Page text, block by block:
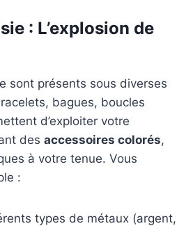
: L’explosion de
sont présents sous diverses
bagues, boucles
d’exploiter votre
des accessoires colorés,
à votre tenue. Vous
:
types de métaux (argent,